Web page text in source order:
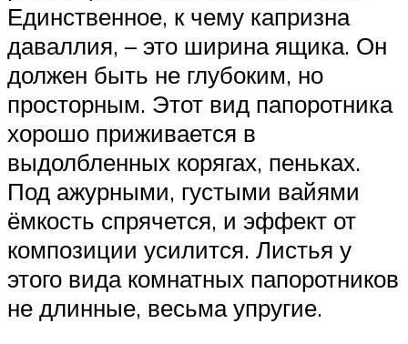
Единственное, к чему капризна
даваллия, – это ширина ящика. Он
должен быть не глубоким, но
просторным. Этот вид папоротника
хорошо приживается в
выдолбленных корягах, пеньках.
Под ажурными, густыми вайями
ёмкость спрячется, и эффект от
композиции усилится. Листья у
этого вида комнатных папоротников
не длинные, весьма упругие.